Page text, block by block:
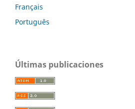
Français
Português
Últimas publicaciones